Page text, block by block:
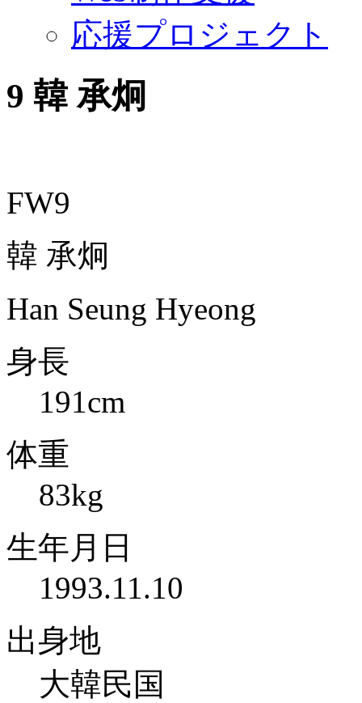
応援プロジェクト
9 韓 承炯
FW9
韓 承炯
Han Seung Hyeong
身長
191cm
体重
83kg
生年月日
1993.11.10
出身地
大韓民国